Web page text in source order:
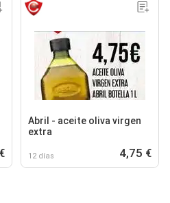
Abril - aceite oliva virgen
extra
12 días 4,75 €